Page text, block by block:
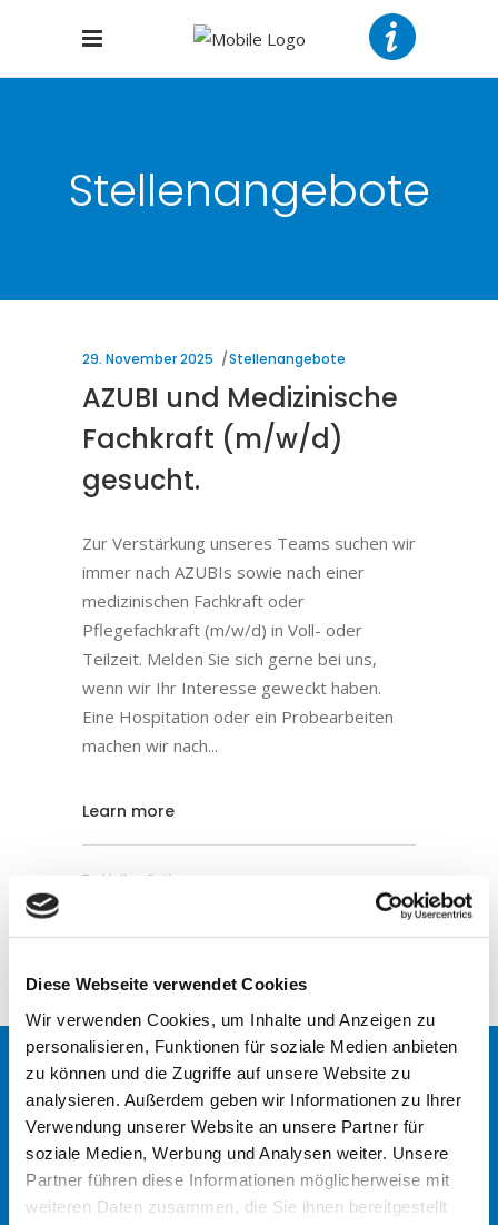
Diese Webseite verwendet Cookies
Wir verwenden Cookies, um Inhalte und Anzeigen zu
personalisieren, Funktionen für soziale Medien anbieten
zu können und die Zugriffe auf unsere Website zu
analysieren. Außerdem geben wir Informationen zu Ihrer
Verwendung unserer Website an unsere Partner für
soziale Medien, Werbung und Analysen weiter. Unsere
Partner führen diese Informationen möglicherweise mit
weiteren Daten zusammen, die Sie ihnen bereitgestellt
Stellenangebote
29. November 2025 Stellenangebote
AZUBI und Medizinische
Fachkraft (m/w/d)
gesucht.
Zur Verstärkung unseres Teams suchen wir
immer nach AZUBIs sowie nach einer
medizinischen Fachkraft oder
Pflegefachkraft (m/w/d) in Voll- oder
Teilzeit. Melden Sie sich gerne bei uns,
wenn wir Ihr Interesse geweckt haben.
Eine Hospitation oder ein Probearbeiten
machen wir nach
Learn more
By Volker Seitz
Kontakt